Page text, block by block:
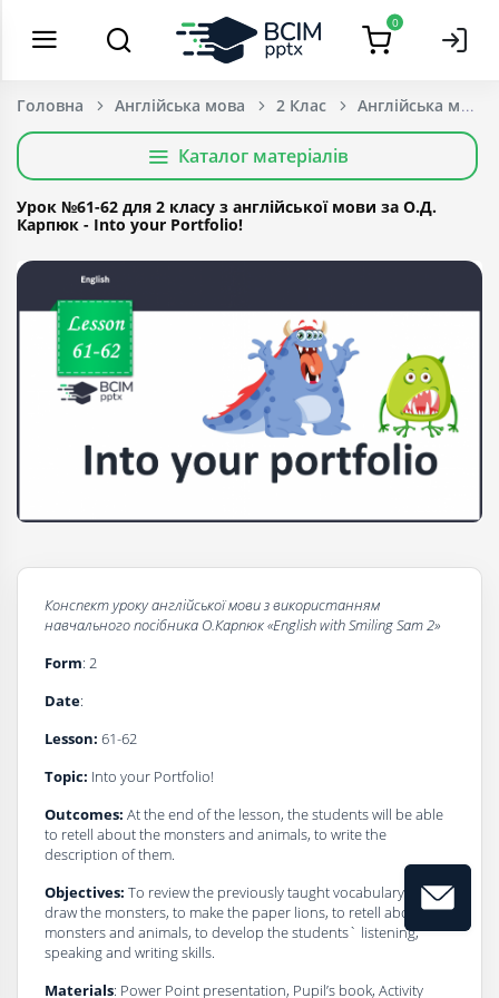
0
Головна Англійська мова 2 Клас
Каталог матеріалів
Урок №61-62 для 2 класу з англійської мови за О.Д.
Карпюк - Into your Portfolio!
Конспект урокуанглійської мови з використанням
навчального посібника О.Карпюк«English with Smiling Sam 2»
Form: 2
Date:
Lesson: 61-62
Topic: Into your Portfolio!
Outcomes: At the end of the lesson, the students will be able
to retell about the monsters and animals, to write the
description of them.
Objectives: To review the previously taught vocabulary, to
draw the monsters, to make the paper lions, to retell about the
monsters and animals, to develop the students` listening,
speaking and writing skills.
Materials: Power Point presentation, Pupil’s book, Activity